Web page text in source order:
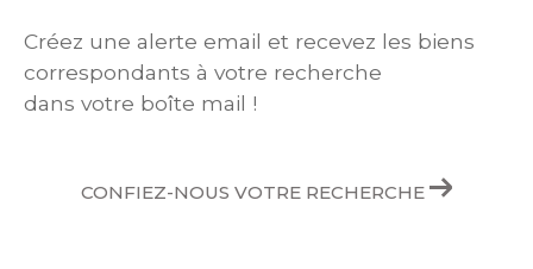
Créez une alerte email et recevez les biens
correspondants à votre recherche
dans votre boîte mail !
CONFIEZ-NOUS VOTRE RECHERCHE